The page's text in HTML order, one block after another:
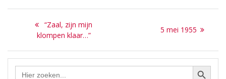
Bericht
navigatie
Previous
post:
“Zaal, zijn mijn
klompen klaar…”
Next
5 mei 1955
Zoek Zoekknop